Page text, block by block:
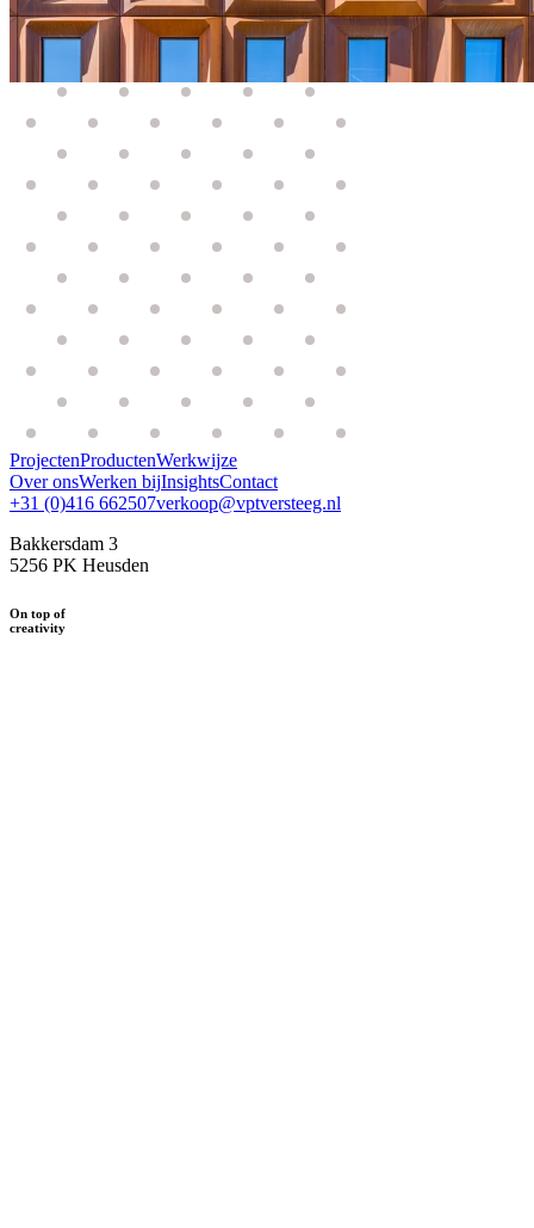
ProjectenProductenWerkwijze
Over onsWerken bijInsightsContact
+31 (0)416 662507verkoop@vptversteeg.nl
Bakkersdam 3
5256 PK Heusden
On top of
creativity